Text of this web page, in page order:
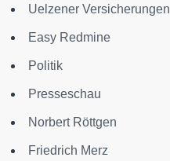
Uelzener Versicherungen
Easy Redmine
Politik
Presseschau
Norbert Röttgen
Friedrich Merz